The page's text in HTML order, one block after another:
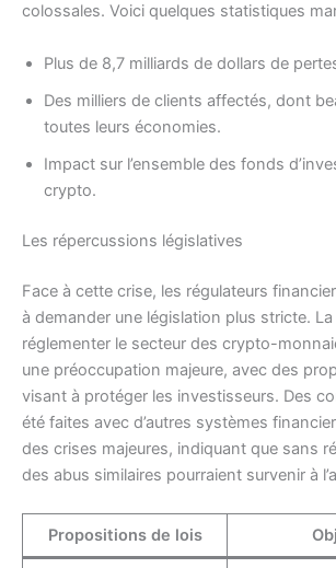
colossales. Voici quelques statistiques
Plus de 8,7 milliards de dollars de
Des milliers de clients affectés, dont
toutes leurs économies.
Impact sur l’ensemble des fonds
crypto.
Les répercussions législatives
Face à cette crise, les régulateurs
à demander une législation plus stricte.
réglementer le secteur des crypto-
une préoccupation majeure, avec des
visant à protéger les investisseurs. Des
été faites avec d’autres systèmes
des crises majeures, indiquant que sans
des abus similaires pourraient survenir à
Propositions de lois